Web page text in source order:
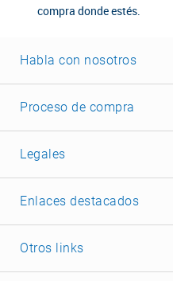
compra donde estés.
Habla con nosotros
Proceso de compra
Legales
Enlaces destacados
Otros links